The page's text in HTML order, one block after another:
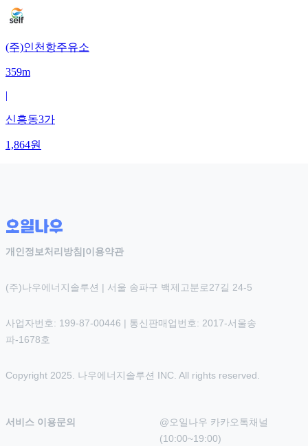
(주)인천항주유소
359m
|
신흥동3가
1,864원
개인정보처리방침 |이용약관
(주)나우에너지솔루션 | 서울 송파구 백제고분로27길 24-5
사업자번호: 199-87-00446 | 통신판매업번호: 2017-서울송
파-1678호
Copyright 2025. 나우에너지솔루션 INC. All rights reserved.
서비스 이용문의
@오일나우 카카오톡채널
(10:00~19:00)